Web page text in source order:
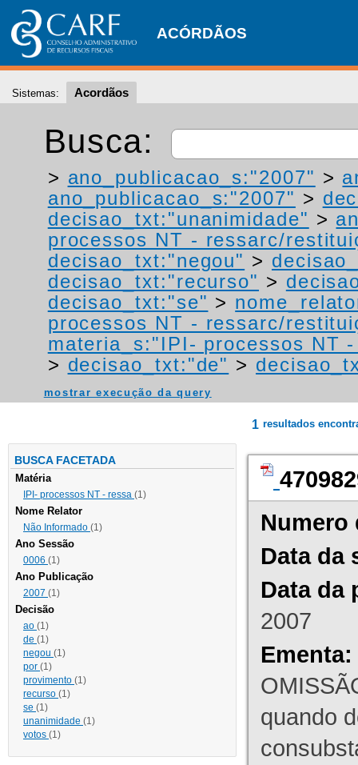
ACÓRDÃOS
Sistemas: Acordãos
Busca:
> ano_publicacao_s:"2007" >
ano_publicacao_s:"2007" >
decisao_txt:"unanimidade" >
processos NT - ressarc/
decisao_txt:"negou" >
decisao_txt:"recurso" >
decisao_txt:"se" >
processos NT - ressarc/
materia_s:"IPI- processos NT
> decisao_txt:"de" >
mostrar execução da query
BUSCA FACETADA
Matéria
IPI- processos NT - ressa (1)
Nome Relator
Não Informado (1)
Ano Sessão
0006 (1)
Ano Publicação
2007 (1)
Decisão
ao (1)
de (1)
negou (1)
por (1)
provimento (1)
recurso (1)
se (1)
unanimidade (1)
votos (1)
1 resultados
Numero
Data da
Data da
2007
Ementa:
quando